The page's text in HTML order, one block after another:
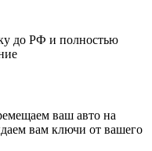
до РФ и полностью
ваш авто на
вам ключи от вашего